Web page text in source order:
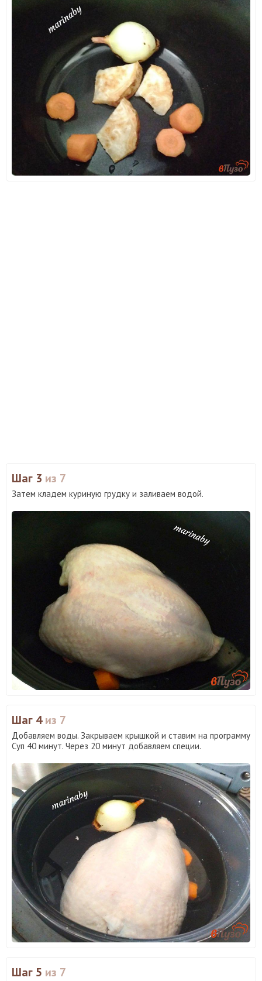
Шаг 3 из 7
Затем кладем куриную грудку и заливаем водой.
Шаг 4из 7
Добавляем воды. Закрываем крышкой и ставим на программу
Суп 40 минут. Через 20 минут добавляем специи.
Шаг 5 из 7